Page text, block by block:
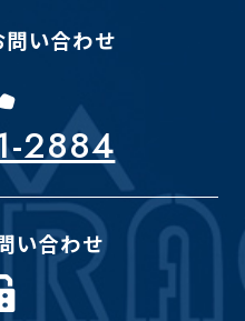
い合わせ
2884
い合わせ